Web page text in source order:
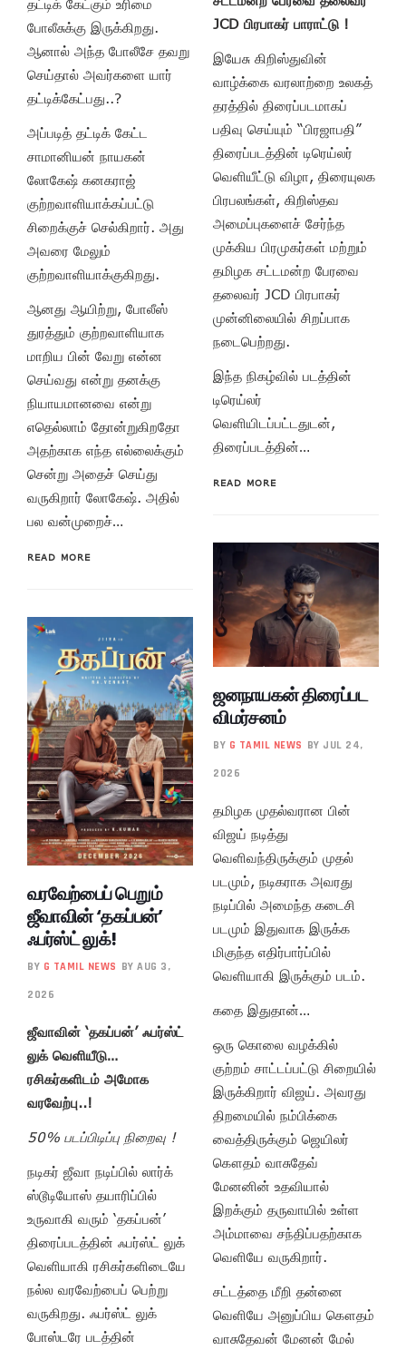
போலீசுக்கு இருக்கிறது.
ஆனால் அந்த போலீசே தவறு
செய்தால் அவர்களை யார்
தட்டிக்கேட்பது..?
அப்படித் தட்டிக் கேட்ட
சாமானியன் நாயகன்
லோகேஷ் கனகராஜ்
குற்றவாளியாக்கப்பட்டு
சிறைக்குச் செல்கிறார். அது
அவரை மேலும்
குற்றவாளியாக்குகிறது.
ஆனது ஆயிற்று, போலீஸ்
துரத்தும் குற்றவாளியாக
மாறிய பின் வேறு என்ன
செய்வது என்று தனக்கு
நியாயமானவை என்று
எதெல்லாம் தோன்றுகிறதோ
அதற்காக எந்த எல்லைக்கும்
சென்று அதைச் செய்து
வருகிறார் லோகேஷ். அதில்
பல வன்முறைச்…
READ MORE
வரவேற்பைப் பெறும்
ஜீவாவின் ‘தகப்பன்’
ஃபர்ஸ்ட் லுக்!
BY G TAMIL NEWS BY AUG 3,
2026
ஜீவாவின் ‘தகப்பன்’ ஃபர்ஸ்ட்
லுக் வெளியீடு…
ரசிகர்களிடம் அமோக
வரவேற்பு..!
50% படப்பிடிப்பு நிறைவு !
நடிகர் ஜீவா நடிப்பில் லார்க்
ஸ்டூடியோஸ் தயாரிப்பில்
உருவாகி வரும் ‘தகப்பன்’
திரைப்படத்தின் ஃபர்ஸ்ட் லுக்
வெளியாகி ரசிகர்களிடையே
நல்ல வரவேற்பைப் பெற்று
வருகிறது. ஃபர்ஸ்ட் லுக்
போஸ்டரே படத்தின்
JCD பிரபாகர் பாராட்டு !
இயேசு கிறிஸ்துவின்
வாழ்க்கை வரலாற்றை உலகத்
தரத்தில் திரைப்படமாகப்
பதிவு செய்யும் “பிரஜாபதி”
திரைப்படத்தின் டிரெய்லர்
வெளியீட்டு விழா, திரையுலக
பிரபலங்கள், கிறிஸ்தவ
அமைப்புகளைச் சேர்ந்த
முக்கிய பிரமுகர்கள் மற்றும்
தமிழக சட்டமன்ற பேரவை
தலைவர் JCD பிரபாகர்
முன்னிலையில் சிறப்பாக
நடைபெற்றது.
இந்த நிகழ்வில் படத்தின்
டிரெய்லர்
வெளியிடப்பட்டதுடன்,
திரைப்படத்தின்…
READ MORE
ஜனநாயகன் திரைப்பட
விமர்சனம்
BY G TAMIL NEWS BY JUL 24,
2026
தமிழக முதல்வரான பின்
விஜய் நடித்து
வெளிவந்திருக்கும் முதல்
படமும், நடிகராக அவரது
நடிப்பில் அமைந்த கடைசி
படமும் இதுவாக இருக்க
மிகுந்த எதிர்பார்ப்பில்
வெளியாகி இருக்கும் படம்.
கதை இதுதான்…
ஒரு கொலை வழக்கில்
குற்றம் சாட்டப்பட்டு சிறையில்
இருக்கிறார் விஜய். அவரது
திறமையில் நம்பிக்கை
வைத்திருக்கும் ஜெயிலர்
கௌதம் வாசுதேவ்
மேனனின் உதவியால்
இறக்கும் தருவாயில் உள்ள
அம்மாவை சந்திப்பதற்காக
வெளியே வருகிறார்.
சட்டத்தை மீறி தன்னை
வெளியே அனுப்பிய கௌதம்
வாசுதேவன் மேனன் மேல்